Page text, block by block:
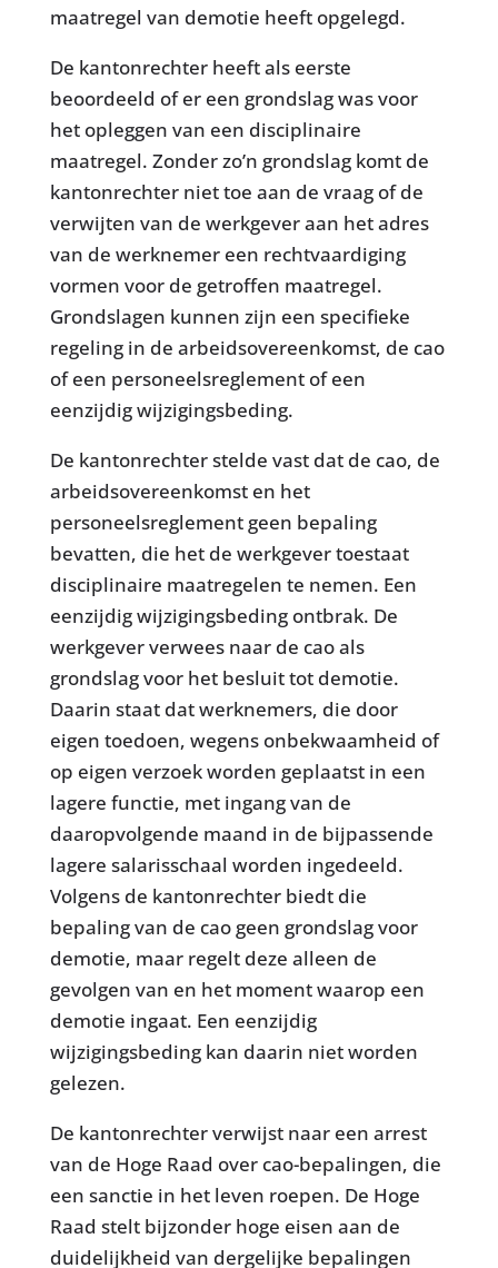
maatregel van demotie heeft opgelegd.
De kantonrechter heeft als eerste
beoordeeld of er een grondslag was voor
het opleggen van een disciplinaire
maatregel. Zonder zo’n grondslag komt de
kantonrechter niet toe aan de vraag of de
verwijten van de werkgever aan het adres
van de werknemer een rechtvaardiging
vormen voor de getroffen maatregel.
Grondslagen kunnen zijn een specifieke
regeling in de arbeidsovereenkomst, de cao
of een personeelsreglement of een
eenzijdig wijzigingsbeding.
De kantonrechter stelde vast dat de cao, de
arbeidsovereenkomst en het
personeelsreglement geen bepaling
bevatten, die het de werkgever toestaat
disciplinaire maatregelen te nemen. Een
eenzijdig wijzigingsbeding ontbrak. De
werkgever verwees naar de cao als
grondslag voor het besluit tot demotie.
Daarin staat dat werknemers, die door
eigen toedoen, wegens onbekwaamheid of
op eigen verzoek worden geplaatst in een
lagere functie, met ingang van de
daaropvolgende maand in de bijpassende
lagere salarisschaal worden ingedeeld.
Volgens de kantonrechter biedt die
bepaling van de cao geen grondslag voor
demotie, maar regelt deze alleen de
gevolgen van en het moment waarop een
demotie ingaat. Een eenzijdig
wijzigingsbeding kan daarin niet worden
gelezen.
De kantonrechter verwijst naar een arrest
van de Hoge Raad over cao-bepalingen, die
een sanctie in het leven roepen. De Hoge
Raad stelt bijzonder hoge eisen aan de
duidelijkheid van dergelijke bepalingen